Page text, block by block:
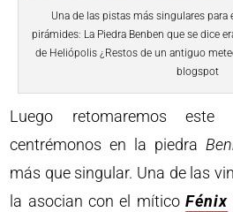
Una de las pistas más singulares para
pirámides: La Piedra Benben que se dice
de Heliópolis ¿Restos de un antiguo
blogspot
Luego retomaremos este
centrémonos en la piedra
más que singular. Una de las
la asocian con el míticoFénix